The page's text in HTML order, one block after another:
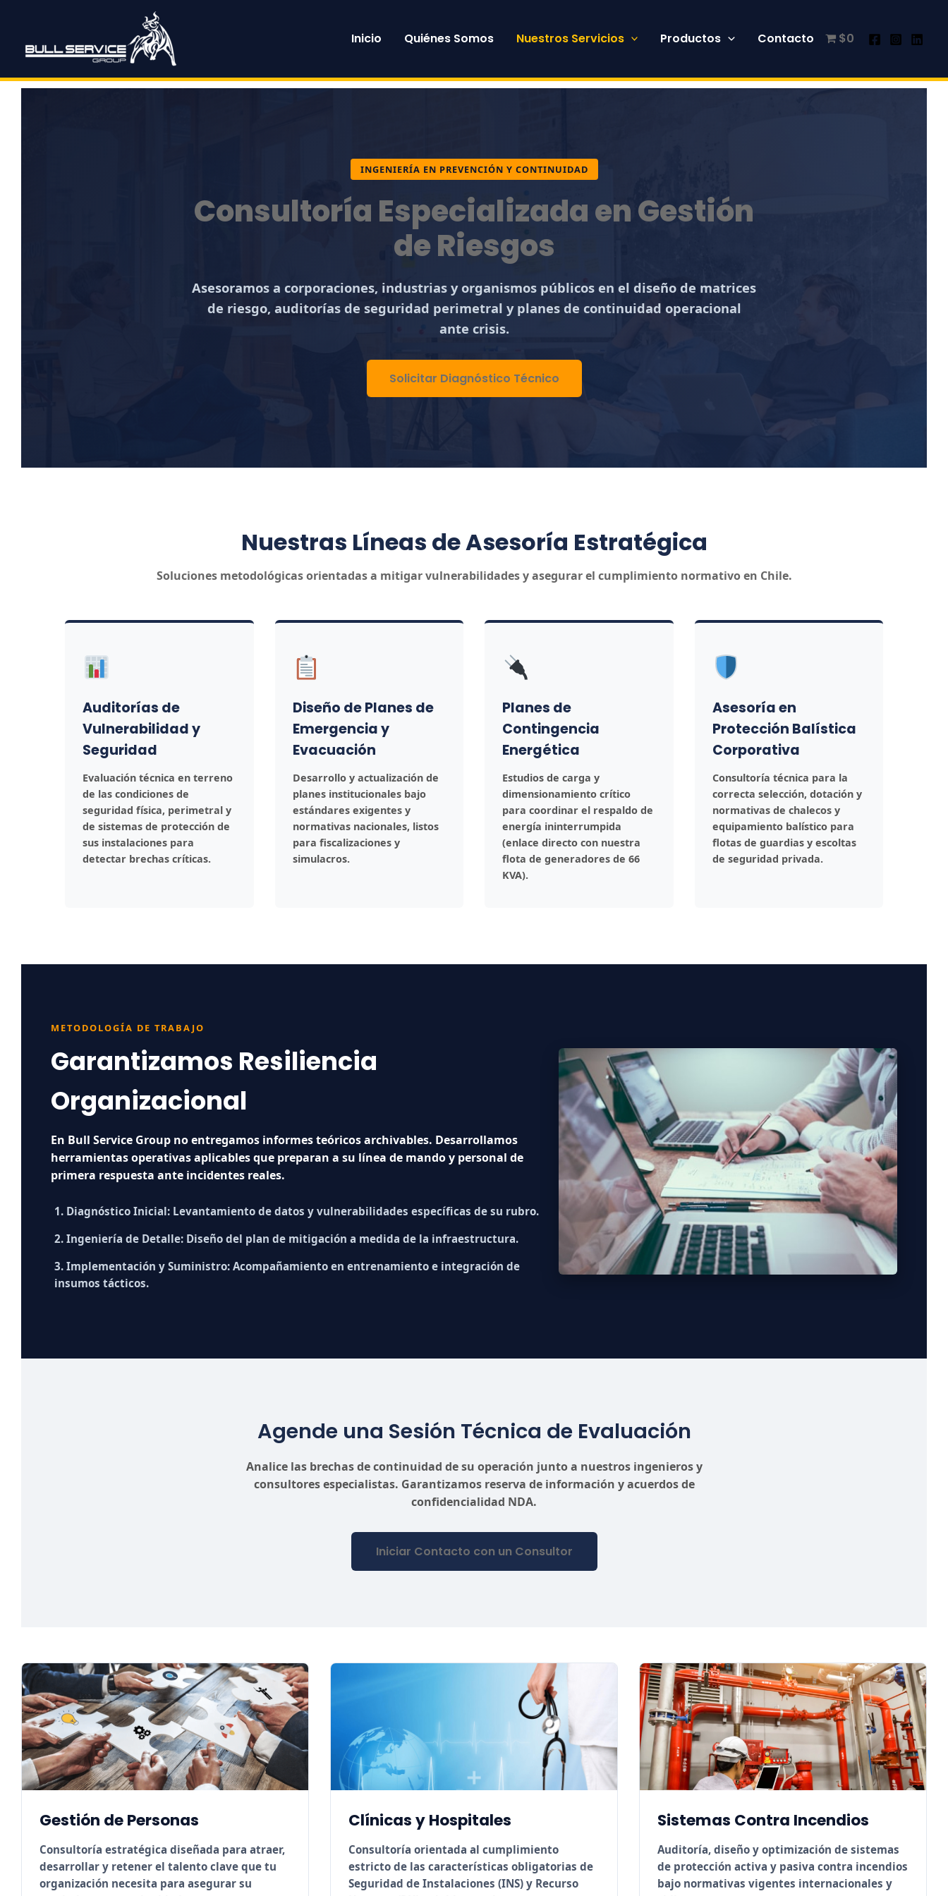
contenido
Inicio Quiénes Somos Nuestros Servicios Productos Contacto $0
INGENIERÍA EN PREVENCIÓN Y CONTINUIDAD
Consultoría Especializada en Gestión
de Riesgos
Asesoramos a corporaciones, industrias y organismos públicos en el diseño de matrices
de riesgo, auditorías de seguridad perimetral y planes de continuidad operacional
ante crisis.
Solicitar Diagnóstico Técnico
Nuestras Líneas de Asesoría Estratégica
Soluciones metodológicas orientadas a mitigar vulnerabilidades y asegurar el cumplimiento normativo en Chile.
Auditorías de
Vulnerabilidad y
Seguridad
Evaluación técnica en terreno
de las condiciones de
seguridad física, perimetral y
de sistemas de protección de
sus instalaciones para
detectar brechas críticas.
Diseño de Planes de
Emergencia y
Evacuación
Desarrollo y actualización de
planes institucionales bajo
estándares exigentes y
normativas nacionales, listos
para fiscalizaciones y
simulacros.
Planes de
Contingencia
Energética
Estudios de carga y
dimensionamiento crítico
para coordinar el respaldo de
energía ininterrumpida
(enlace directo con nuestra
flota de generadores de 66
KVA).
Asesoría en
Protección Balística
Corporativa
Consultoría técnica para la
correcta selección, dotación y
normativas de chalecos y
equipamiento balístico para
flotas de guardias y escoltas
de seguridad privada.
METODOLOGÍA DE TRABAJO
Garantizamos Resiliencia
Organizacional
En Bull Service Group no entregamos informes teóricos archivables. Desarrollamos
herramientas operativas aplicables que preparan a su línea de mando y personal de
primera respuesta ante incidentes reales.
1. Diagnóstico Inicial: Levantamiento de datos y vulnerabilidades específicas de su rubro.
2. Ingeniería de Detalle: Diseño del plan de mitigación a medida de la infraestructura.
3. Implementación y Suministro: Acompañamiento en entrenamiento e integración de
insumos tácticos.
Agende una Sesión Técnica de Evaluación
Analice las brechas de continuidad de su operación junto a nuestros ingenieros y
consultores especialistas. Garantizamos reserva de información y acuerdos de
confidencialidad NDA.
Iniciar Contacto con un Consultor
Gestión de Personas
Consultoría estratégica diseñada para atraer,
desarrollar y retener el talento clave que tu
organización necesita para asegurar su
Clínicas y Hospitales
Consultoría orientada al cumplimiento
estricto de las características obligatorias de
Seguridad de Instalaciones (INS) y Recurso
Sistemas Contra Incendios
Auditoría, diseño y optimización de sistemas
de protección activa y pasiva contra incendios
bajo normativas vigentes internacionales y